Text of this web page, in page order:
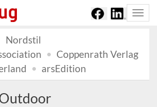
Nordstil
Coppenrath Verlag
arsEdition